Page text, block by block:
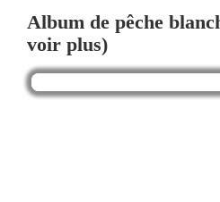
Album de pêche
voir plus)